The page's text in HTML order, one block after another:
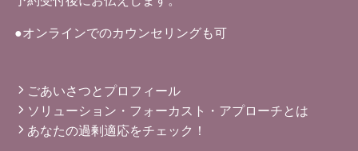
●オンラインでのカウンセリングも可
ごあいさつとプロフィール
ソリューション・フォーカスト・アプローチとは
あなたの過剰適応をチェック！